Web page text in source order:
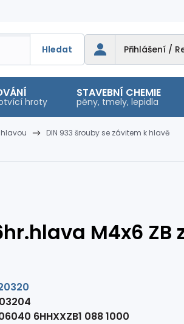
Hledat Přihlášení /
hroty
STAVEBNÍ CHEMIE
pěny, tmely, lepidla
DIN 933 šrouby se závitem k hlavě
M4x6 ZB
6HHXXZB1 088 1000